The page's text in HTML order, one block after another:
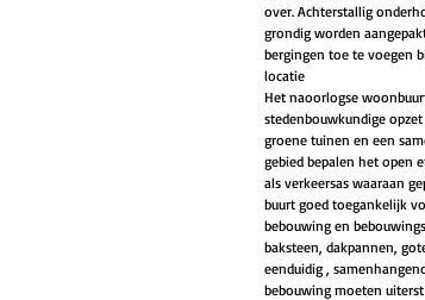
over. Achterstallig
grondig worden
bergingen toe te voegen
locatie
Het naoorlogse
stedenbouwkundige
groene tuinen en een
gebied bepalen het open
als verkeersas waaraan
buurt goed toegankelijk
bebouwing en
baksteen, dakpannen,
eenduidig ,
bebouwing moeten